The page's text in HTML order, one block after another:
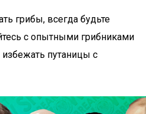
грибы, всегда будьте
с опытными грибниками
путаницы с